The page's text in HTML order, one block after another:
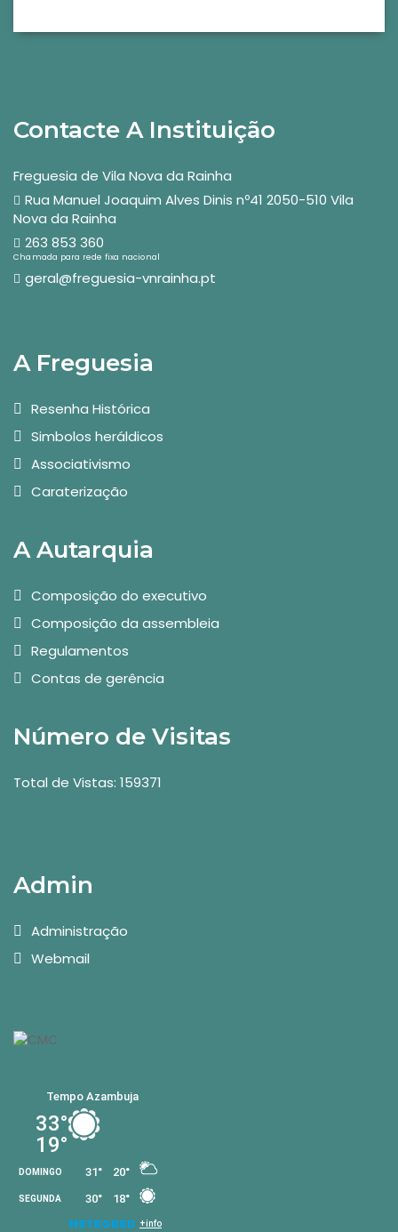
Contacte A Instituição
Freguesia de Vila Nova da Rainha
Rua Manuel Joaquim Alves Dinis nº41 2050-510 Vila
Nova da Rainha
263 853 360
Chamada para rede fixa nacional
geral@freguesia-vnrainha.pt
A Freguesia
Resenha Histórica
Simbolos heráldicos
Associativismo
Caraterização
A Autarquia
Composição do executivo
Composição da assembleia
Regulamentos
Contas de gerência
Número de Visitas
Total de Vistas: 159371
Admin
Administração
Webmail